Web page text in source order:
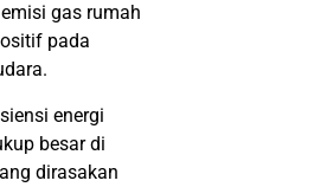
gas rumah
pada
energi
besar di
dirasakan